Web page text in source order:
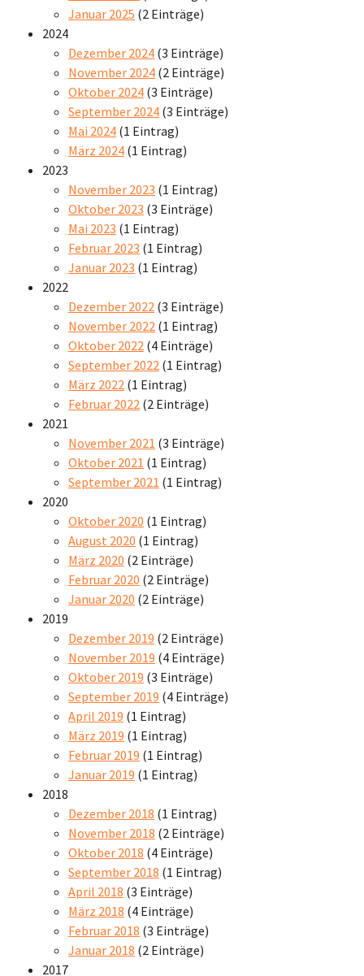
Januar 2025 (2 Einträge)
2024
Dezember 2024 (3 Einträge)
November 2024 (2 Einträge)
Oktober 2024 (3 Einträge)
September 2024 (3 Einträge)
Mai 2024 (1 Eintrag)
März 2024 (1 Eintrag)
2023
November 2023 (1 Eintrag)
Oktober 2023 (3 Einträge)
Mai 2023 (1 Eintrag)
Februar 2023 (1 Eintrag)
Januar 2023 (1 Eintrag)
2022
Dezember 2022 (3 Einträge)
November 2022 (1 Eintrag)
Oktober 2022 (4 Einträge)
September 2022 (1 Eintrag)
März 2022 (1 Eintrag)
Februar 2022 (2 Einträge)
2021
November 2021 (3 Einträge)
Oktober 2021 (1 Eintrag)
September 2021 (1 Eintrag)
2020
Oktober 2020 (1 Eintrag)
August 2020 (1 Eintrag)
März 2020 (2 Einträge)
Februar 2020 (2 Einträge)
Januar 2020 (2 Einträge)
2019
Dezember 2019 (2 Einträge)
November 2019 (4 Einträge)
Oktober 2019 (3 Einträge)
September 2019 (4 Einträge)
April 2019 (1 Eintrag)
März 2019 (1 Eintrag)
Februar 2019 (1 Eintrag)
Januar 2019 (1 Eintrag)
2018
Dezember 2018 (1 Eintrag)
November 2018 (2 Einträge)
Oktober 2018 (4 Einträge)
September 2018 (1 Eintrag)
April 2018 (3 Einträge)
März 2018 (4 Einträge)
Februar 2018 (3 Einträge)
Januar 2018 (2 Einträge)
2017